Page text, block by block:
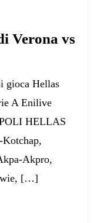
Verona vs
gioca Hellas
A Enilive
HELLAS
Akpro,
[…]